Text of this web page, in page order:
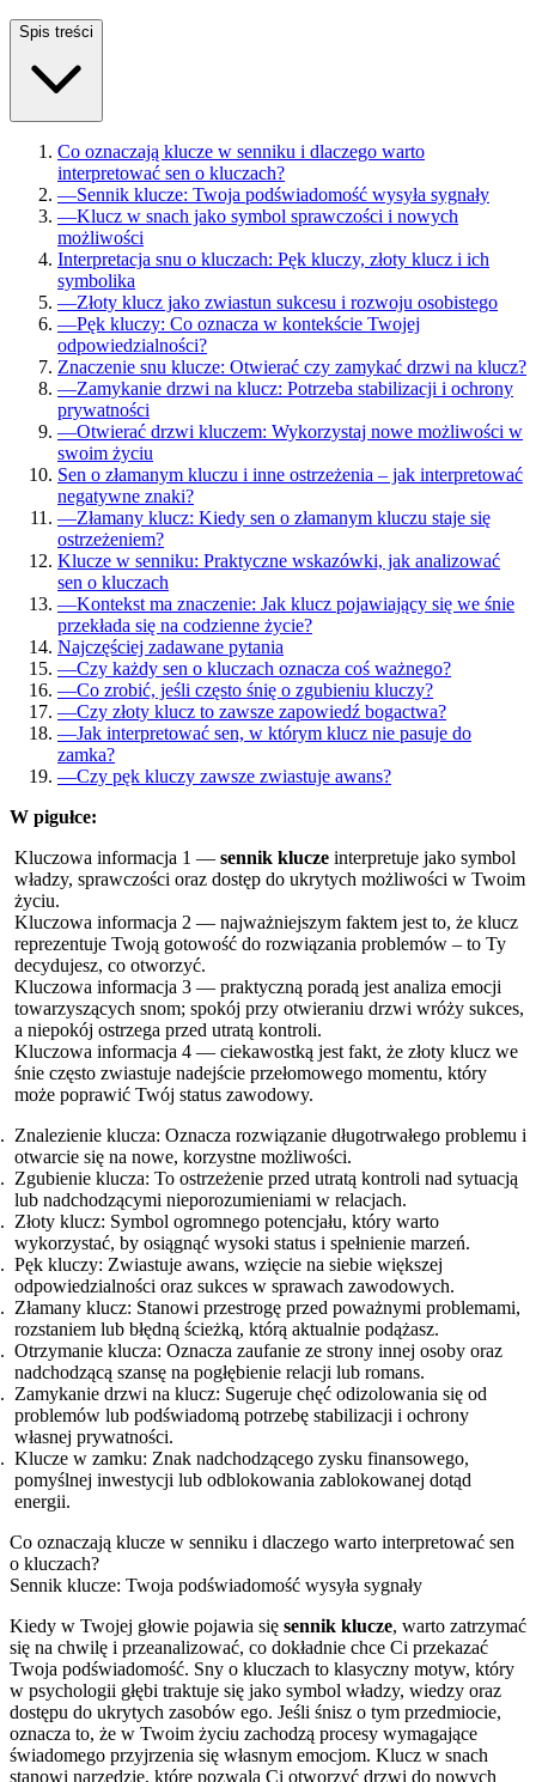
Spis treści
Co oznaczają klucze w senniku i dlaczego warto
interpretować sen o kluczach?
—Sennik klucze: Twoja podświadomość wysyła sygnały
—Klucz w snach jako symbol sprawczości i nowych
możliwości
Interpretacja snu o kluczach: Pęk kluczy, złoty klucz i ich
symbolika
—Złoty klucz jako zwiastun sukcesu i rozwoju osobistego
—Pęk kluczy: Co oznacza w kontekście Twojej
odpowiedzialności?
Znaczenie snu klucze: Otwierać czy zamykać drzwi na klucz?
—Zamykanie drzwi na klucz: Potrzeba stabilizacji i ochrony
prywatności
—Otwierać drzwi kluczem: Wykorzystaj nowe możliwości w
swoim życiu
Sen o złamanym kluczu i inne ostrzeżenia – jak interpretować
negatywne znaki?
—Złamany klucz: Kiedy sen o złamanym kluczu staje się
ostrzeżeniem?
Klucze w senniku: Praktyczne wskazówki, jak analizować
sen o kluczach
—Kontekst ma znaczenie: Jak klucz pojawiający się we śnie
przekłada się na codzienne życie?
Najczęściej zadawane pytania
—Czy każdy sen o kluczach oznacza coś ważnego?
—Co zrobić, jeśli często śnię o zgubieniu kluczy?
—Czy złoty klucz to zawsze zapowiedź bogactwa?
—Jak interpretować sen, w którym klucz nie pasuje do
zamka?
—Czy pęk kluczy zawsze zwiastuje awans?
W pigułce:
Kluczowa informacja 1 — sennik klucze interpretuje jako symbol
władzy, sprawczości oraz dostęp do ukrytych możliwości w Twoim
życiu.
Kluczowa informacja 2 — najważniejszym faktem jest to, że klucz
reprezentuje Twoją gotowość do rozwiązania problemów – to Ty
decydujesz, co otworzyć.
Kluczowa informacja 3 — praktyczną poradą jest analiza emocji
towarzyszących snom; spokój przy otwieraniu drzwi wróży sukces,
a niepokój ostrzega przed utratą kontroli.
Kluczowa informacja 4 — ciekawostką jest fakt, że złoty klucz we
śnie często zwiastuje nadejście przełomowego momentu, który
może poprawić Twój status zawodowy.
Znalezienie klucza: Oznacza rozwiązanie długotrwałego problemu i
otwarcie się na nowe, korzystne możliwości.
Zgubienie klucza: To ostrzeżenie przed utratą kontroli nad sytuacją
lub nadchodzącymi nieporozumieniami w relacjach.
Złoty klucz: Symbol ogromnego potencjału, który warto
wykorzystać, by osiągnąć wysoki status i spełnienie marzeń.
Pęk kluczy: Zwiastuje awans, wzięcie na siebie większej
odpowiedzialności oraz sukces w sprawach zawodowych.
Złamany klucz: Stanowi przestrogę przed poważnymi problemami,
rozstaniem lub błędną ścieżką, którą aktualnie podążasz.
Otrzymanie klucza: Oznacza zaufanie ze strony innej osoby oraz
nadchodzącą szansę na pogłębienie relacji lub romans.
Zamykanie drzwi na klucz: Sugeruje chęć odizolowania się od
problemów lub podświadomą potrzebę stabilizacji i ochrony
własnej prywatności.
Klucze w zamku: Znak nadchodzącego zysku finansowego,
pomyślnej inwestycji lub odblokowania zablokowanej dotąd
energii.
Co oznaczają klucze w senniku i dlaczego warto interpretować sen
o kluczach?
Sennik klucze: Twoja podświadomość wysyła sygnały
Kiedy w Twojej głowie pojawia się sennik klucze, warto zatrzymać
się na chwilę i przeanalizować, co dokładnie chce Ci przekazać
Twoja podświadomość. Sny o kluczach to klasyczny motyw, który
w psychologii głębi traktuje się jako symbol władzy, wiedzy oraz
dostępu do ukrytych zasobów ego. Jeśli śnisz o tym przedmiocie,
oznacza to, że w Twoim życiu zachodzą procesy wymagające
świadomego przyjrzenia się własnym emocjom. Klucz w snach
stanowi narzędzie, które pozwala Ci otworzyć drzwi do nowych